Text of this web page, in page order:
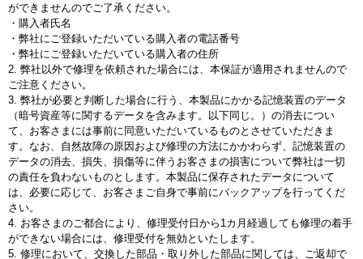
ができませんのでご了承ください。
・購入者氏名
・弊社にご登録いただいている購入者の電話番号
・弊社にご登録いただいている購入者の住所
2. 弊社以外で修理を依頼された場合には、本保証が適用されませんので
ご注意ください。
3. 弊社が必要と判断した場合に行う、本製品にかかる記憶装置のデータ
（暗号資産等に関するデータを含みます。以下同じ。）の消去につい
て、お客さまには事前に同意いただいているものとさせていただきま
す。なお、自然故障の原因および修理の方法にかかわらず、記憶装置の
データの消去、損失、損傷等に伴うお客さまの損害について弊社は一切
の責任を負わないものとします。本製品に保存されたデータについて
は、必要に応じて、お客さまご自身で事前にバックアップを行ってくだ
さい。
4. お客さまのご都合により、修理受付日から1カ月経過しても修理の着手
ができない場合には、修理受付を無効といたします。
5. 修理において、交換した部品・取り外した部品に関しては、ご返却で